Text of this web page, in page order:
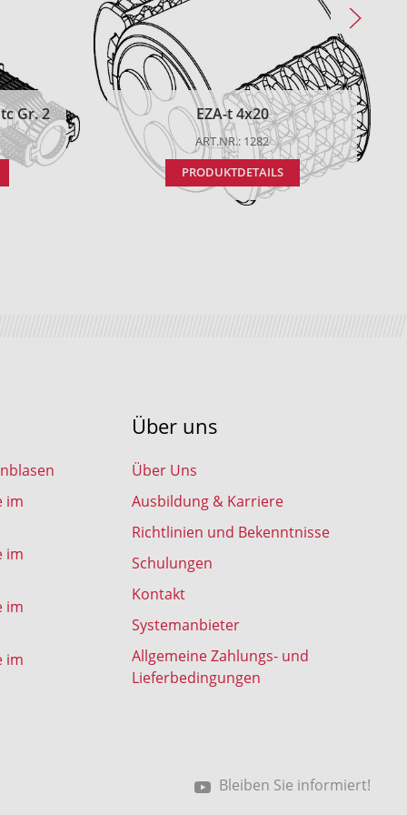
Gr. 2 EZA-t 4x20
ART.NR.: 1282
PRODUKTDETAILS
im
im
im
im
Über uns
Über Uns
Ausbildung & Karriere
Richtlinien und Bekenntnisse
Schulungen
Kontakt
Systemanbieter
Allgemeine Zahlungs- und
Lieferbedingungen
Bleiben Sie informiert!